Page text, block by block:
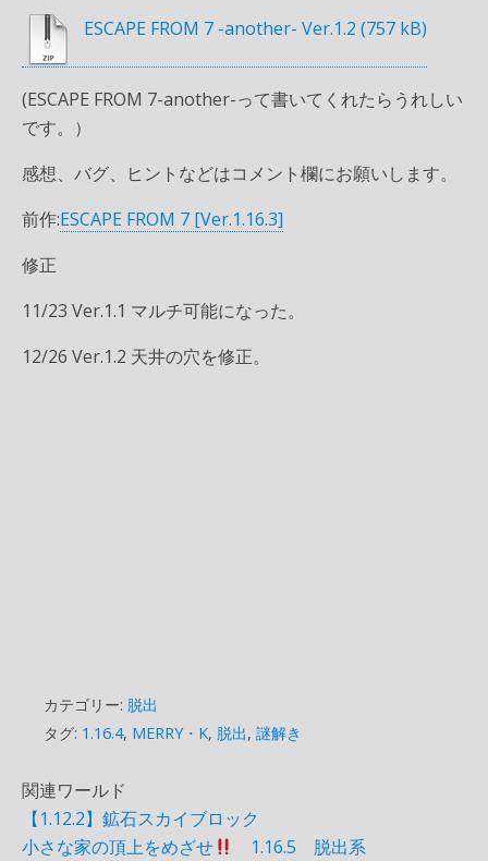
ESCAPE FROM 7 -another- Ver.1.2
(ESCAPE FROM 7-another-って書いてくれたらうれしい
です。）
感想、バグ、ヒントなどはコメント欄にお願いします。
前作:ESCAPE FROM 7 [Ver.1.16.3]
修正
11/23 Ver.1.1 マルチ可能になった。
12/26 Ver.1.2 天井の穴を修正。
カテゴリー: 脱出
タグ: 1.16.4, MERRY・K, 脱出, 謎解き
関連ワールド
【1.12.2】鉱石スカイブロック
小さな家の頂上をめざせ
1.16.5 脱出系